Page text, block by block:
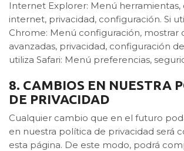
Internet Explorer: Menú herramientas,
internet, privacidad, configuración. Si
Chrome: Menú configuración, mostrar
avanzadas, privacidad, configuración
utiliza Safari: Menú preferencias,
8. CAMBIOS EN NUESTRA
DE PRIVACIDAD
Cualquier cambio que en el futuro
en nuestra política de privacidad será
esta página. De este modo, podrá